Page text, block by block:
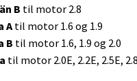
B til motor 2.8
Atil motor 1.6 og 1.9
B til motor 1.6, 1.9 og 2.0
til motor 2.0E, 2.2E, 2.5E,